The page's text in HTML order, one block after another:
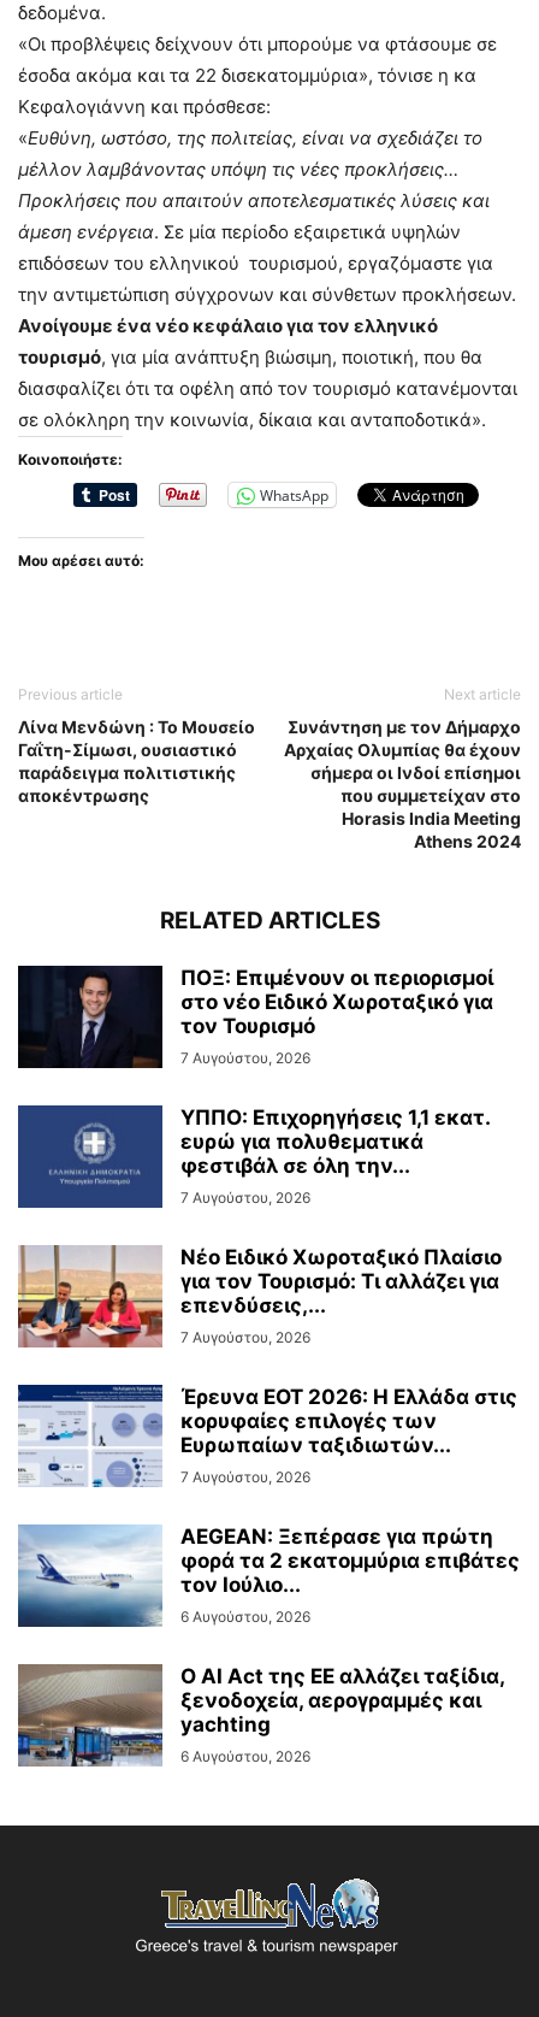
δεδομένα.
«Οι προβλέψεις δείχνουν ότι μπορούμε να φτάσουμε σε
έσοδα ακόμα και τα 22 δισεκατομμύρια», τόνισε η κα
Κεφαλογιάννη και πρόσθεσε:
«Ευθύνη, ωστόσο, της πολιτείας, είναι να σχεδιάζει το
μέλλον λαμβάνοντας υπόψη τις νέες προκλήσεις…
Προκλήσεις που απαιτούν αποτελεσματικές λύσεις και
άμεση ενέργεια. Σε μία περίοδο εξαιρετικά υψηλών
επιδόσεων του ελληνικού τουρισμού, εργαζόμαστε για
την αντιμετώπιση σύγχρονων και σύνθετων προκλήσεων.
Ανοίγουμε ένα νέο κεφάλαιο για τον ελληνικό
τουρισμό, για μία ανάπτυξη βιώσιμη, ποιοτική, που θα
διασφαλίζει ότι τα οφέλη από τον τουρισμό κατανέμονται
σε ολόκληρη την κοινωνία, δίκαια και ανταποδοτικά».
Κοινοποιήστε:
WhatsApp
Μου αρέσει αυτό:
Previous article
Λίνα Μενδώνη : Το Μουσείο
Γαΐτη-Σίμωσι, ουσιαστικό
παράδειγμα πολιτιστικής
αποκέντρωσης
Next article
Συνάντηση με τον Δήμαρχο
Αρχαίας Ολυμπίας θα έχουν
σήμερα οι Ινδοί επίσημοι
που συμμετείχαν στο
Horasis India Meeting
Athens 2024
RELATED ARTICLES
ΠΟΞ: Επιμένουν οι περιορισμοί
στο νέο Ειδικό Χωροταξικό για
τον Τουρισμό
7 Αυγούστου, 2026
ΥΠΠΟ: Επιχορηγήσεις 1,1 εκατ.
ευρώ για πολυθεματικά
φεστιβάλ σε όλη την...
7 Αυγούστου, 2026
Νέο Ειδικό Χωροταξικό Πλαίσιο
για τον Τουρισμό: Τι αλλάζει για
επενδύσεις,...
7 Αυγούστου, 2026
Έρευνα ΕΟΤ 2026: Η Ελλάδα στις
κορυφαίες επιλογές των
Ευρωπαίων ταξιδιωτών...
7 Αυγούστου, 2026
AEGEAN: Ξεπέρασε για πρώτη
φορά τα 2 εκατομμύρια επιβάτες
τον Ιούλιο...
6 Αυγούστου, 2026
Ο AI Act της ΕΕ αλλάζει ταξίδια,
ξενοδοχεία, αερογραμμές και
yachting
6 Αυγούστου, 2026